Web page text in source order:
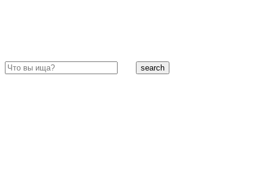
search